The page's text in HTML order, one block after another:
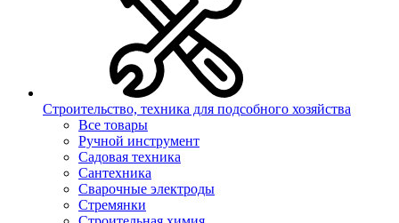
Строительство, техника для подсобного хозяйства
Все товары
Ручной инструмент
Садовая техника
Сантехника
Сварочные электроды
Стремянки